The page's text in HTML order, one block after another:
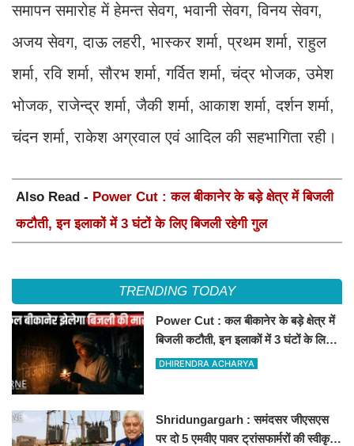
समापन समारोह में हेमन्त सेवग, भवानी सेवग, विनय सेवग,
अजय सेवग, दाऊ लहरी, भास्कर शर्मा, प्रथम शर्मा, राहुल
शर्मा, रवि शर्मा, सौरभ शर्मा, गर्वित शर्मा, चंद्र भोजक, उमेश
भोजक, राजेन्द्र शर्मा, जैकी शर्मा, आकाश शर्मा, दर्शन शर्मा,
चंदन शर्मा, राकेश अग्रवाल एवं आदिल की सहभागिता रही।
Also Read - Power Cut : कल बीकानेर के बड़े क्षेत्र में बिजली
कटौती, इन इलाकों में 3 घंटों के लिए बिजली रहेगी गुल
TRENDING TODAY
Power Cut : कल बीकानेर के बड़े क्षेत्र में
बिजली कटौती, इन इलाकों में 3 घंटों के लिए
बिजली रहेगी गुल
DHIRENDRA ACHARYA
Shridungargarh : समंदसर जीएसएस
पर दो 5 एमवीए पावर ट्रांसफार्मरों की स्वीकृति,